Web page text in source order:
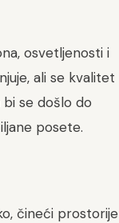
osvetljenosti i
ali se kvalitet
se došlo do
posete.
čineći prostorije